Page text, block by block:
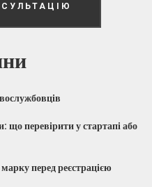
що перевірити у стартапі або
перед реєстрацією